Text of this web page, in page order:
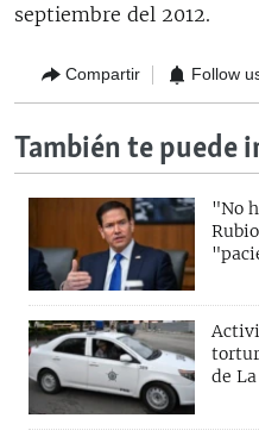
septiembre del 2012.
Compartir Follow
También te puede
"No
de